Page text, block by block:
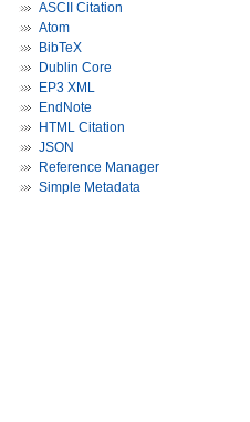
ASCII Citation
Atom
BibTeX
Dublin Core
EP3 XML
EndNote
HTML Citation
JSON
Reference Manager
Simple Metadata